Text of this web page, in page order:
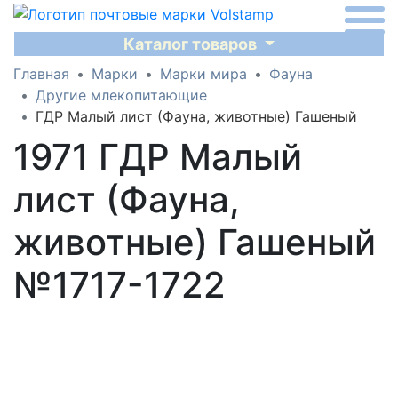
Каталог товаров
Главная Марки Марки мира
Фауна
Другие млекопитающие
ГДР Малый лист (Фауна, животные) Гашеный
1971 ГДР Малый
лист (Фауна,
животные) Гашеный
№1717-1722